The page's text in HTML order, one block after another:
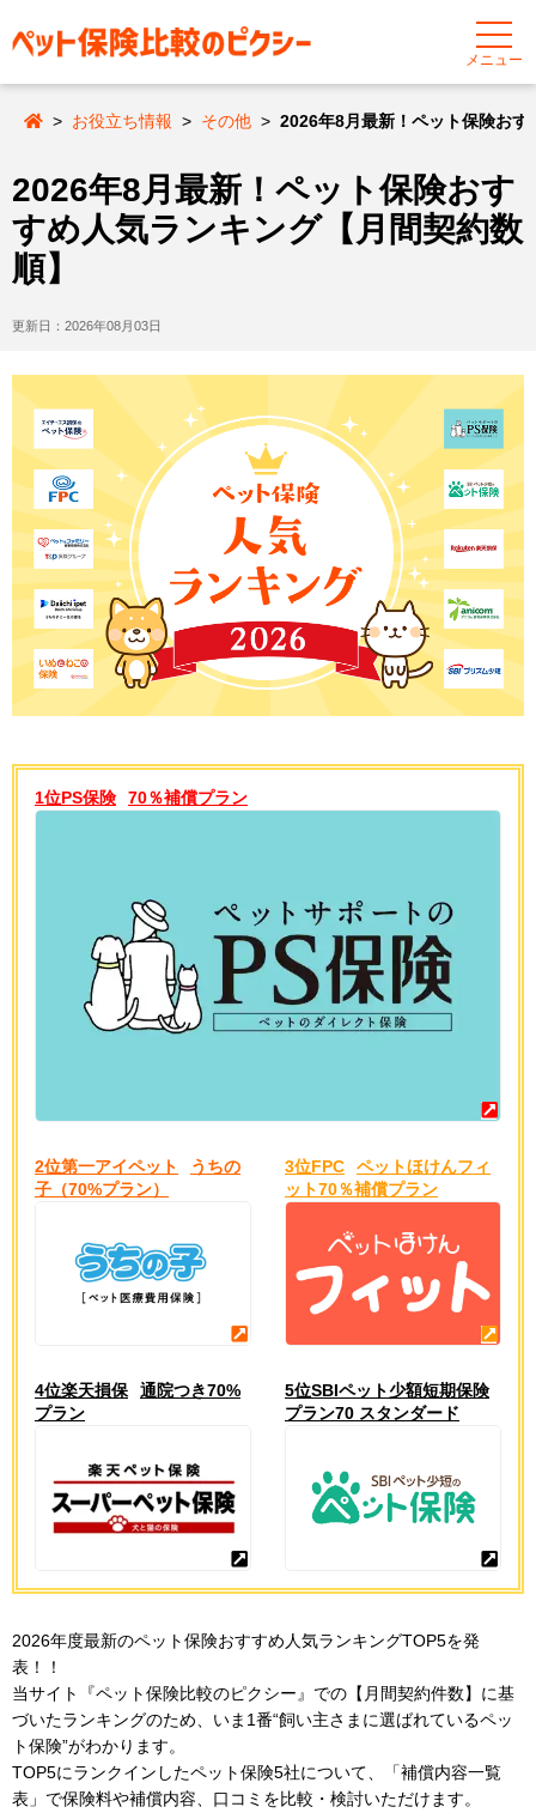
メニュー
お役立ち情報 その他 2026年8月最新！ペット保険お
2026年8月最新！ペット保険おす
すめ人気ランキング【月間契約数
順】
更新日： 2026年08月03日
1位PS保険 70％補償プラン
2位第一アイペット
うちの
子（70%プラン）
3位FPC
ペットほけんフィ
ット70％補償プラン
4位楽天損保
通院つき70%
プラン
5位SBIペット少額短期保険
プラン70 スタンダード
2026年度最新のペット保険おすすめ人気ランキングTOP5を発
表！！
当サイト『ペット保険比較のピクシー』での【月間契約件数】に基
づいたランキングのため、いま1番“飼い主さまに選ばれているペッ
ト保険”がわかります。
TOP5にランクインしたペット保険5社について、「補償内容一覧
表」で保険料や補償内容、口コミを比較・検討いただけます。